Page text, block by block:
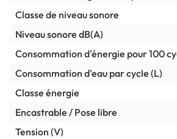
Classe de niveau sonore
Niveau sonore dB(A)
Consommation d'énergie pour 100
Consommation d'eau par cycle (L)
Classe énergie
Encastrable / Pose libre
Tension (V)